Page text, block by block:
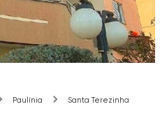
Paulínia
Santa Terezinha